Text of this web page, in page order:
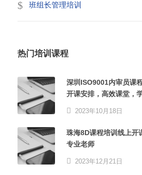
班组长管理培训
热门培训课程
深圳ISO9001内审员课
开课安排，高效课堂，
2023年10月18日
珠海8D课程培训线上开
专业老师
2023年12月21日